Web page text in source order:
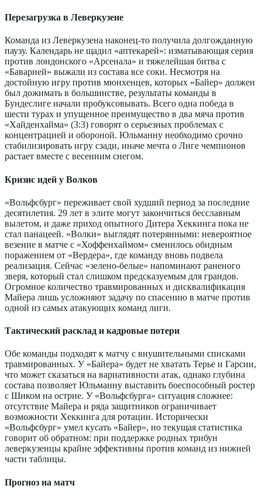
Перезагрузка в Леверкузене
Команда из Леверкузена наконец-то получила долгожданную
паузу. Календарь не щадил «аптекарей»: изматывающая серия
против лондонского «Арсенала» и тяжелейшая битва с
«Баварией» выжали из состава все соки. Несмотря на
достойную игру против мюнхенцев, которых «Байер» должен
был дожимать в большинстве, результаты команды в
Бундеслиге начали пробуксовывать. Всего одна победа в
шести турах и упущенное преимущество в два мяча против
«Хайденхайма» (3:3) говорят о серьезных проблемах с
концентрацией и обороной. Юльманну необходимо срочно
стабилизировать игру сзади, иначе мечта о Лиге чемпионов
растает вместе с весенним снегом.
Кризис идей у Волков
«Вольфсбург» переживает свой худший период за последние
десятилетия. 29 лет в элите могут закончиться бесславным
вылетом, и даже приход опытного Дитера Хеккинга пока не
стал панацеей. «Волки» выглядят потерянными: невероятное
везение в матче с «Хоффенхаймом» сменилось обидным
поражением от «Вердера», где команду вновь подвела
реализация. Сейчас «зелено-белые» напоминают раненого
зверя, который стал слишком предсказуемым для грандов.
Огромное количество травмированных и дисквалификация
Майера лишь усложняют задачу по спасению в матче против
одной из самых атакующих команд лиги.
Тактический расклад и кадровые потери
Обе команды подходят к матчу с внушительными списками
травмированных. У «Байера» будет не хватать Терье и Гарсии,
что может сказаться на вариативности атак, однако глубина
состава позволяет Юльманну выставить боеспособный ростер
с Шиком на острие. У «Вольфсбурга» ситуация сложнее:
отсутствие Майера и ряда защитников ограничивает
возможности Хеккинга для ротации. Исторически
«Вольфсбург» умел кусать «Байер», но текущая статистика
говорит об обратном: при поддержке родных трибун
леверкузенцы крайне эффективны против команд из нижней
части таблицы.
Прогноз на матч